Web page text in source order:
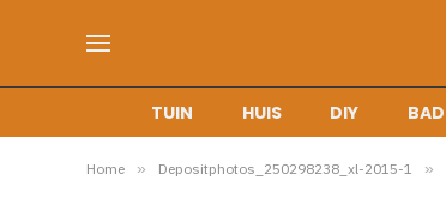
TUIN HUIS DIY
Home » Depositphotos_250298238_xl-2015-1 »